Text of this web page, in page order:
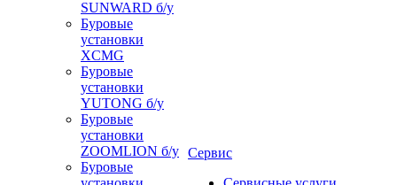
SUNWARD б/у
Буровые
установки
XCMG
Буровые
установки
YUTONG б/у
Буровые
установки
ZOOMLION б/у
Буровые
Сервис